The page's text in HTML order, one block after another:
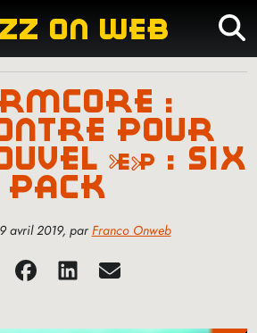
on web
pour
ep : six
pack
avril 2019, parFranco Onweb